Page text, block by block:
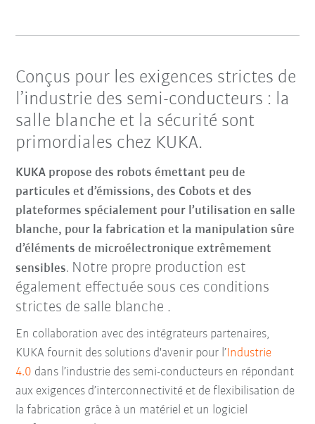
Conçus pour les exigences strictes de
l’industrie des semi-conducteurs : la
salle blanche et la sécurité sont
primordiales chez KUKA.
KUKA propose des robots émettant peu de
particules et d’émissions, des Cobots et des
plateformes spécialement pour l’utilisation en salle
blanche, pour la fabrication et la manipulation sûre
d’éléments de microélectronique extrêmement
sensibles. Notre propre production est
également effectuée sous ces conditions
strictes de salle blanche .
En collaboration avec des intégrateurs partenaires,
KUKA fournit des solutions d'avenir pour l’ Industrie
4.0 dans l’industrie des semi-conducteurs en répondant
aux exigences d’interconnectivité et de flexibilisation de
la fabrication grâce à un matériel et un logiciel